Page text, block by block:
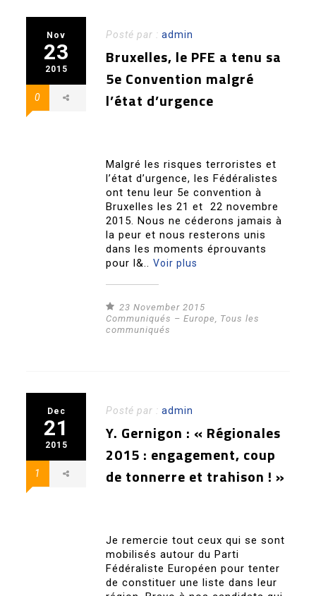
Nov
23
2015
0
Posté par :admin
Bruxelles, le PFE a tenu sa
5e Convention malgré
l’état d’urgence
Malgré les risques terroristes et
l’état d’urgence, les Fédéralistes
ont tenu leur 5e convention à
Bruxelles les 21 et 22 novembre
2015. Nous ne céderons jamais à
la peur et nous resterons unis
dans les moments éprouvants
pour l&..Voir plus
23 November 2015
Communiqués – Europe, Tous les
communiqués
Dec
21
2015
1
Posté par :admin
Y. Gernigon : « Régionales
2015 : engagement, coup
de tonnerre et trahison ! »
Je remercie tout ceux qui se sont
mobilisés autour du Parti
Fédéraliste Européen pour tenter
de constituer une liste dans leur